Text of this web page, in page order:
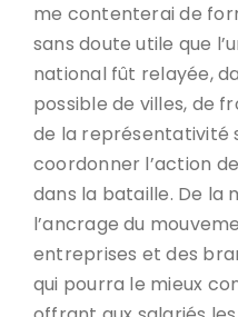
me contenterai de
sans doute utile que
national fût relayée,
possible de villes, de
de la représentativité
coordonner l’action
dans la bataille. De la
l’ancrage du
entreprises et des
qui pourra le mieux